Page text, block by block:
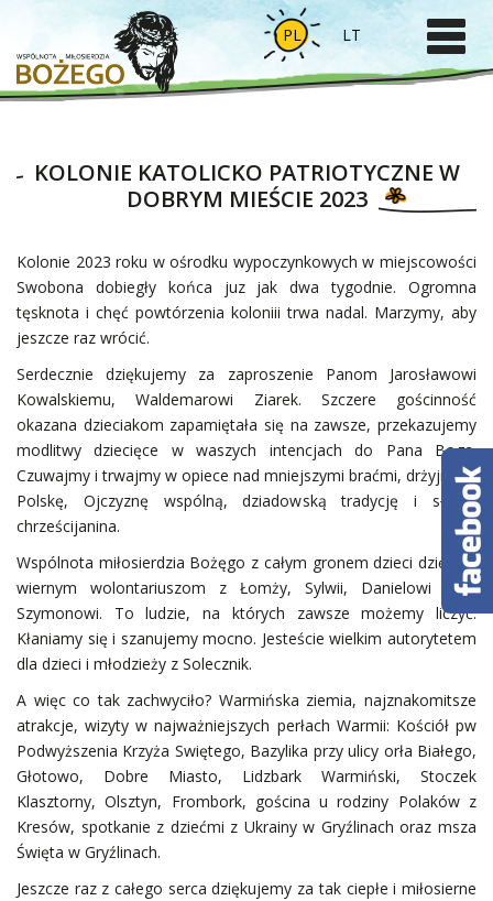
PL LT
KOLONIE KATOLICKO PATRIOTYCZNE W
DOBRYM MIEŚCIE 2023
Kolonie 2023 roku w ośrodku wypoczynkowych w miejscowości
Swobona dobiegły końca juz jak dwa tygodnie. Ogromna
tęsknota i chęć powtórzenia koloniii trwa nadal. Marzymy, aby
jeszcze raz wrócić.
Serdecznie dziękujemy za zaproszenie Panom Jarosławowi
Kowalskiemu, Waldemarowi Ziarek. Szczere gościnność
okazana dzieciakom zapamiętała się na zawsze, przekazujemy
modlitwy dziecięce w waszych intencjach do Pana Boga.
Czuwajmy i trwajmy w opiece nad mniejszymi braćmi, drżyjmy o
Polskę, Ojczyznę wspólną, dziadowską tradycję i słowo
chrześcijanina.
Wspólnota miłosierdzia Bożęgo z całym gronem dzieci dziękuje
wiernym wolontariuszom z Łomży, Sylwii, Danielowi oraz
Szymonowi. To ludzie, na których zawsze możemy liczyć.
Kłaniamy się i szanujemy mocno. Jesteście wielkim autorytetem
dla dzieci i młodzieży z Solecznik.
A więc co tak zachwyciło? Warmińska ziemia, najznakomitsze
atrakcje, wizyty w najważniejszych perłach Warmii: Kościół pw
Podwyższenia Krzyża Swiętego, Bazylika przy ulicy orła Białego,
Głotowo, Dobre Miasto, Lidzbark Warmiński, Stoczek
Klasztorny, Olsztyn, Frombork, gościna u rodziny Polaków z
Kresów, spotkanie z dziećmi z Ukrainy w Gryźlinach oraz msza
Święta w Gryźlinach.
Jeszcze raz z całego serca dziękujemy za tak ciepłe i miłosierne